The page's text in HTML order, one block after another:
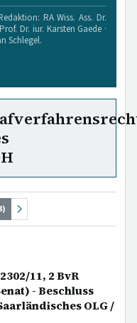
RA Wiss. Ass. Dr.
Dr. iur. Karsten Gaede ·
Schlegel.
11, 2 BvR
- Beschluss
OLG /